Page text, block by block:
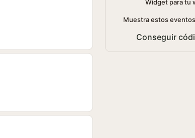
Widget para tu
Muestra estos
Conseguir